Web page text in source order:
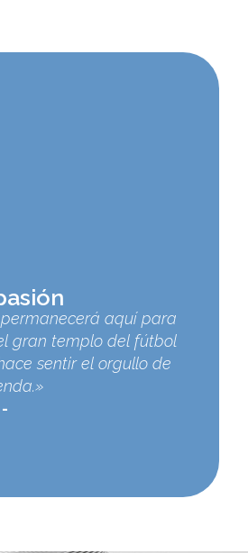
aquí para
gran templo del fútbol
sentir el orgullo de